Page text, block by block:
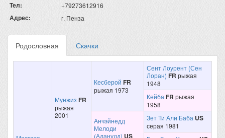
Тел: +79273612916
Адрес: г. Пенза
Родословная Скачки
Мунжиз FR
рыжая
2001
Кесберой FR
рыжая 1973
Сент Лоурент (Сен
Лоран) FR рыжая
1948
Кейба FR рыжая
1958
Анчэйнедд
Мелоди
(Аланудд) US
Зет Ти Али Баба US
серая 1981